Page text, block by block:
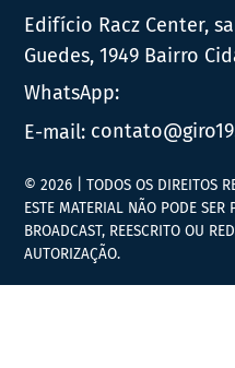
Edifício Racz Center,
Guedes, 1949 Bairro
WhatsApp:
E-mail:
© 2026 | TODOS OS DIREITOS
ESTE MATERIAL NÃO PODE
BROADCAST, REESCRITO OU
AUTORIZAÇÃO.